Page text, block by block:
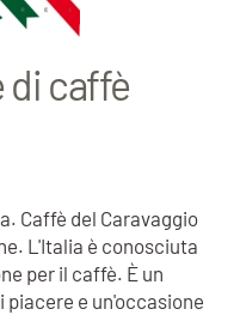
di caffè
Caffè del Caravaggio
L'Italia è conosciuta
per il caffè. È un
e un'occasione